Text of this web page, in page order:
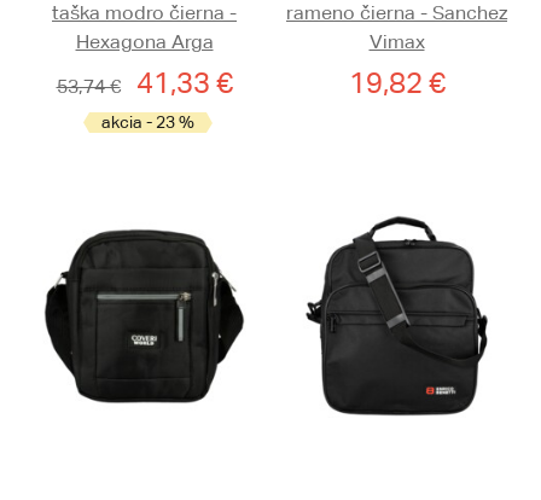
taška modro čierna -
Hexagona Arga
53,74 €
41,33 €
akcia - 23 %
rameno čierna - Sanchez
Vimax
19,82 €